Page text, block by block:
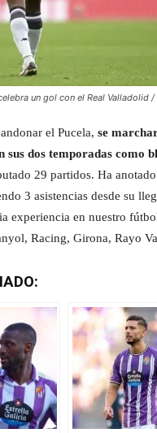
un gol con el Real Valladolid /
el Pucela, se
sus dos temporadas como
29 partidos. Ha
3 asistencias desde su
experiencia en nuestro
Racing, Girona, Rayo